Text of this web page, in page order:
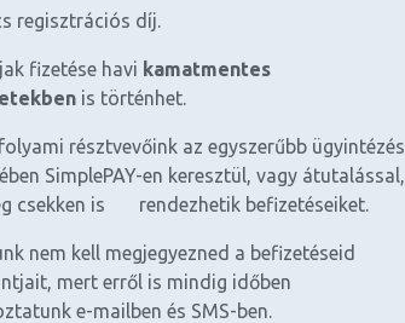
regisztrációs díj.
fizetése havi kamatmentes
is történhet.
résztvevőink az egyszerűbb ügyintézés
SimplePAY-en keresztül, vagy átutalással,
csekken is rendezhetik befizetéseiket.
nem kell megjegyezned a befizetéseid
mert erről is mindig időben
e-mailben és SMS-ben.